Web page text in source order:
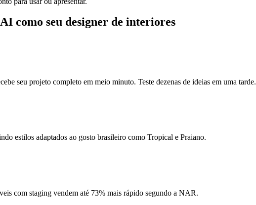
como seu designer de interiores
seu projeto completo em meio minuto. Teste dezenas de ideias em uma tarde.
estilos adaptados ao gosto brasileiro como Tropical e Praiano.
com staging vendem até 73% mais rápido segundo a NAR.